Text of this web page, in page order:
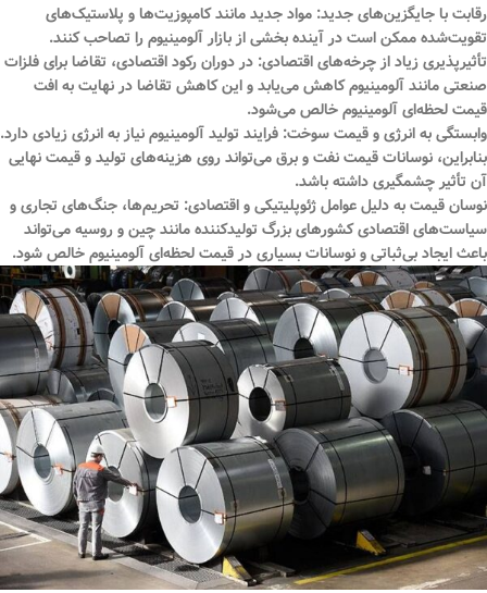
رقابت با جایگزین‌های جدید: مواد جدید مانند کامپوزیت‌ها و پلاستیک‌های
تقویت‌شده ممکن است در آینده بخشی از بازار آلومینیوم را تصاحب کنند.
تأثیرپذیری زیاد از چرخه‌های اقتصادی: در دوران رکود اقتصادی، تقاضا برای فلزات
صنعتی مانند آلومینیوم کاهش می‌یابد و این کاهش تقاضا در نهایت به افت
قیمت لحظه‌ای آلومینیوم خالص می‌شود.
وابستگی به انرژی و قیمت سوخت: فرایند تولید آلومینیوم نیاز به انرژی زیادی دارد.
بنابراین، نوسانات قیمت نفت و برق می‌تواند روی هزینه‌های تولید و قیمت نهایی
آن تأثیر چشمگیری داشته باشد.
نوسان قیمت به دلیل عوامل ژئوپلیتیکی و اقتصادی: تحریم‌ها، جنگ‌های تجاری و
سیاست‌های اقتصادی کشورهای بزرگ تولیدکننده مانند چین و روسیه می‌تواند
باعث ایجاد بی‌ثباتی و نوسانات بسیاری در قیمت لحظه‌ای آلومینیوم خالص شود.